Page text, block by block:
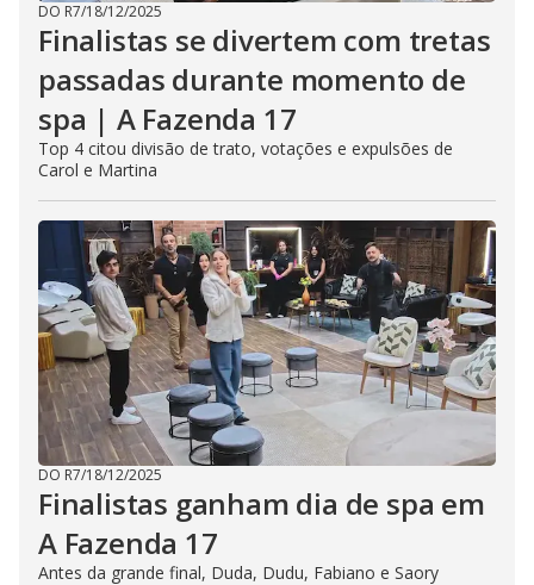
DO R7/18/12/2025
Finalistas se divertem com tretas
passadas durante momento de
spa | A Fazenda 17
Top 4 citou divisão de trato, votações e expulsões de
Carol e Martina
DO R7/18/12/2025
Finalistas ganham dia de spa em
A Fazenda 17
Antes da grande final, Duda, Dudu, Fabiano e Saory